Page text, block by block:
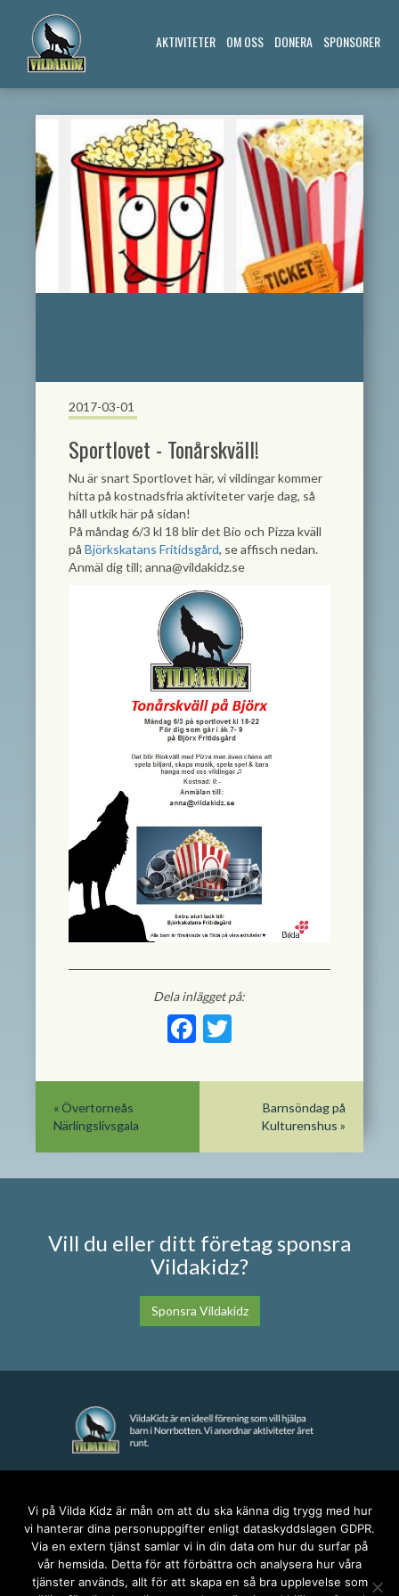
AKTIVITETER OM OSS DONERA SPONSORER
2017-03-01
Sportlovet - Tonårskväll!
Nu är snart Sportlovet här, vi vildingar kommer
hitta på kostnadsfria aktiviteter varje dag, så
håll utkik här på sidan!
På måndag 6/3 kl 18 blir det Bio och Pizza kväll
på Björkskatans Fritidsgård, se affisch nedan.
Anmäl dig till; anna@vildakidz.se
Dela inlägget på:
Facebook
Twitter
Barnsöndag på
Kulturenshus »
« Övertorneås
Närlingslivsgala
Vill du eller ditt företag sponsra
Vildakidz?
Sponsra Vildakidz
anna@vildakidz.se
076-7755068
Integritetspolicy
Vi på Vilda Kidz är mån om att du ska känna dig trygg med hur
vi hanterar dina personuppgifter enligt dataskyddslagen GDPR.
Via en extern tjänst samlar vi in din data om hur du surfar på
vår hemsida. Detta för att förbättra och analysera hur våra
tjänster används, allt för att skapa en så bra upplevelse som